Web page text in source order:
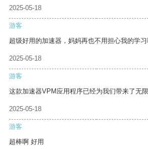
2025-05-18
游客
超级好用的加速器，妈妈再也不用担心我的学习
2025-05-18
游客
这款加速器VPM应用程序已经为我们带来了无
2025-05-18
游客
超棒啊 好用